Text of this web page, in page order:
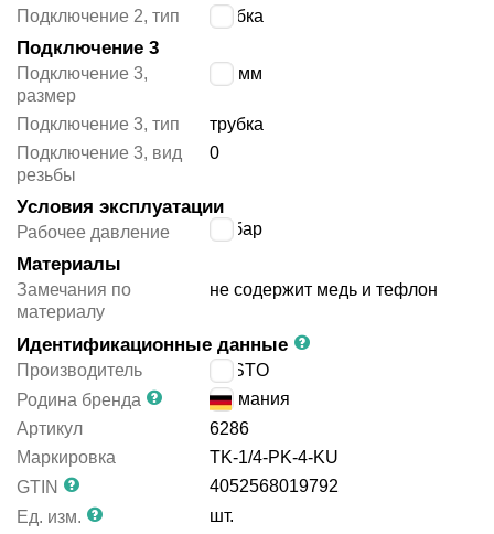
Подключение 2, тип трубка
Подключение 3
Подключение 3,
размер
6/4 мм
Подключение 3, тип
трубка
Подключение 3, вид
резьбы
0
Условия эксплуатации
Рабочее давление бар
Материалы
Замечания по
материалу
не содержит медь и тефлон
Идентификационные данные
Производитель
FESTO
Родина бренда
Германия
Артикул
6286
Маркировка
TK-1/4-PK-4-KU
GTIN
4052568019792
Ед. изм.
шт.